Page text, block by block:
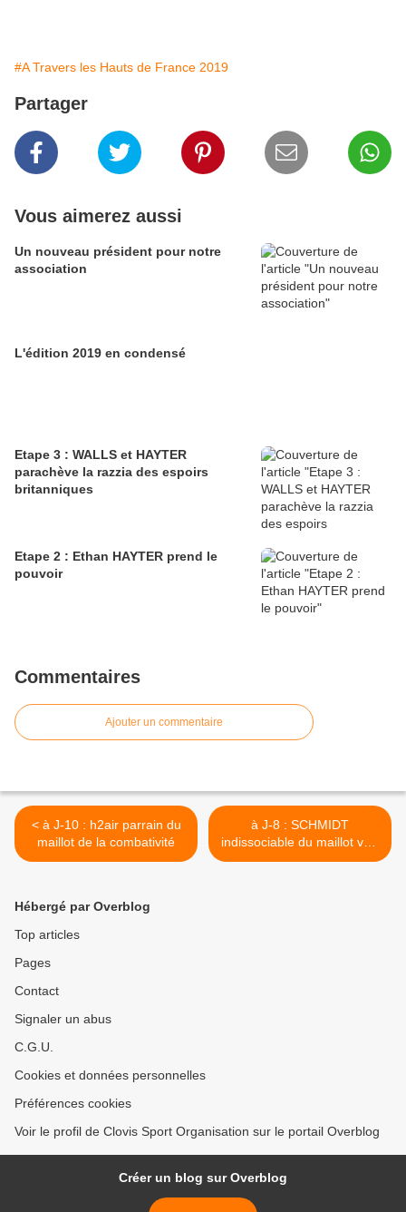
#A Travers les Hauts de France 2019
Partager
Vous aimerez aussi
Un nouveau président pour notre
association
L'édition 2019 en condensé
Etape 3 : WALLS et HAYTER
parachève la razzia des espoirs
britanniques
Etape 2 : Ethan HAYTER prend le
pouvoir
Commentaires
Ajouter un commentaire
< à J-10 : h2air parrain du
maillot de la combativité
à J-8 : SCHMIDT
indissociable du maillot vert
>
Hébergé par Overblog
Top articles
Pages
Contact
Signaler un abus
C.G.U.
Cookies et données personnelles
Préférences cookies
Voir le profil de Clovis Sport Organisation sur le portail Overblog
Créer un blog sur Overblog